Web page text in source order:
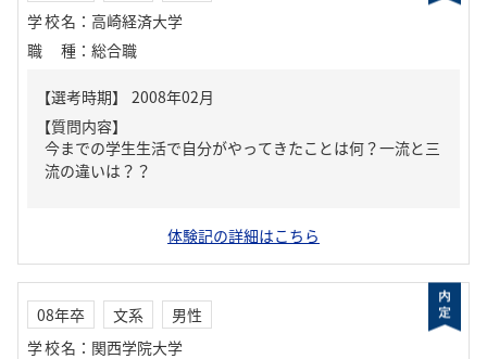
学校名 ： 高崎経済大学
職種 ： 総合職
【質問内容】
今までの学生生活で自分がやってきたことは何？一流と三
流の違いは？？
体験記の詳細はこちら
08年卒 文系
男性
学校名 ： 関西学院大学